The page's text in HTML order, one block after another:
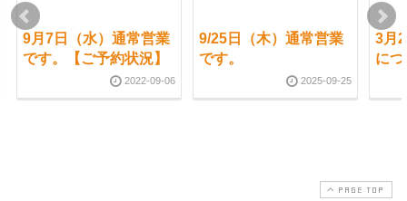
9月7日（水）通常営業
です。【ご予約状況】
2022-09-06
9/25日（木）通常営業
です。
2025-09-25
3月
に
PAGE TOP